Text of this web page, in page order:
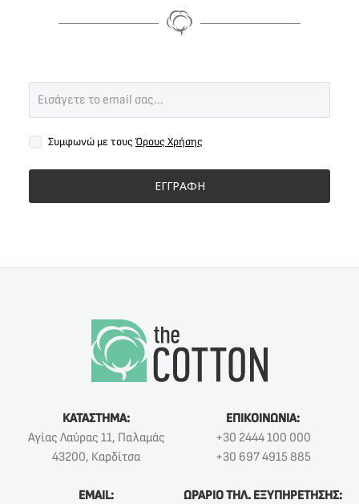
Συμφωνώ με τους Όρους Χρήσης
ΕΓΓΡΑΦΗ
ΚΑΤΑΣΤΗΜΑ:
Αγίας Λαύρας 11, Παλαμάς
43200, Καρδίτσα
ΕΠΙΚΟΙΝΩΝΙΑ:
+30 2444 100 000
+30 697 4915 885
EMAIL:
ΩΡΑΡΙΟ ΤΗΛ. ΕΞΥΠΗΡΕΤΗΣΗΣ: